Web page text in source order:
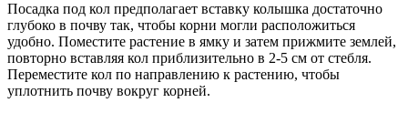
Посадка под кол предполагает вставку колышка достаточно
глубоко в почву так, чтобы корни могли расположиться
удобно. Поместите растение в ямку и затем прижмите землей,
повторно вставляя кол приблизительно в 2-5 см от стебля.
Переместите кол по направлению к растению, чтобы
уплотнить почву вокруг корней.